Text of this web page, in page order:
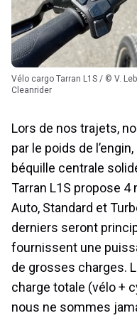
Vélo cargo Tarran L1S / © V. Lebrun /
Cleanrider
Lors de nos trajets,
par le poids de
béquille centrale
Tarran L1S propose 4
Auto, Standard et
derniers seront
fournissent une
de grosses charges.
charge totale (vélo +
nous ne sommes